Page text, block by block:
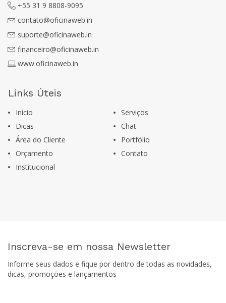
+55 31 9 8808-9095
contato@oficinaweb.in
suporte@oficinaweb.in
financeiro@oficinaweb.in
www.oficinaweb.in
Links Úteis
Início
Serviços
Dicas
Chat
Área do Cliente
Portfólio
Orçamento
Contato
Institucional
Inscreva-se em nossa Newsletter
Informe seus dados e fique por dentro de todas as novidades,
dicas, promoções e lançamentos